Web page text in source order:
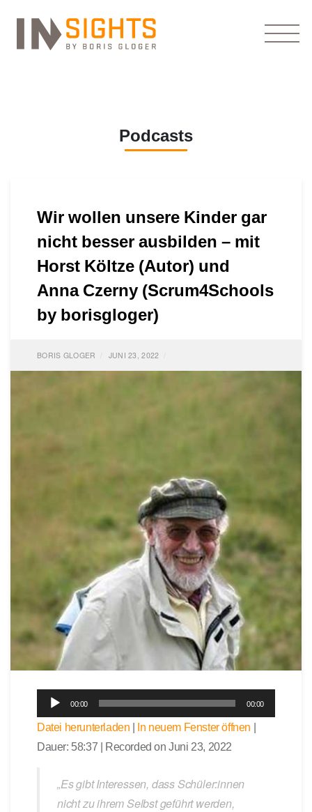
Podcasts
Wir wollen unsere Kinder gar
nicht besser ausbilden – mit
Horst Költze (Autor) und
Anna Czerny (Scrum4Schools
by borisgloger)
BORIS GLOGER JUNI 23, 2022
u
d
i
00:00 00:00
Datei herunterladen | In neuem Fenster öffnen |
Dauer: 58:37 | Recorded on Juni 23, 2022
„Es gibt Interessen, dass Schüler:innen
nicht zu ihrem Selbst geführt werden,